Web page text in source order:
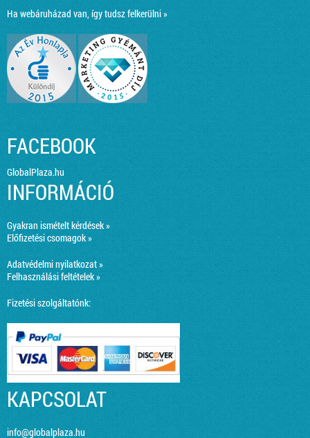
Ha webáruházad van, így tudsz felkerülni »
FACEBOOK
GlobalPlaza.hu
INFORMÁCIÓ
Gyakran ismételt kérdések »
Előfizetési csomagok »
Adatvédelmi nyilatkozat »
Felhasználási feltételek »
Fizetési szolgáltatónk:
KAPCSOLAT
info@globalplaza.hu